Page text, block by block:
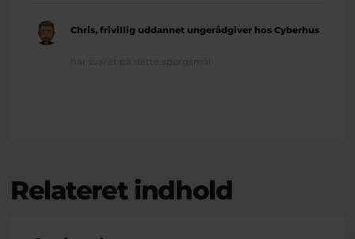
Chris, frivillig uddannet ungerådgiver hos Cyberhus
har svaret på dette spørgsmål
Relateret indhold